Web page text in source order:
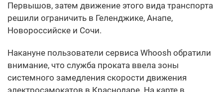
Первышов, затем движение этого вида транспорта
решили ограничить в Геленджике, Анапе,
Новороссийске и Сочи.
Накануне пользователи сервиса Whoosh обратили
внимание, что служба проката ввела зоны
системного замедления скорости движения